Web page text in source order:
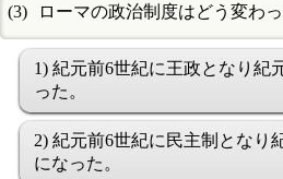
ローマの政治制度はどう変わっ
1) 紀元前6世紀に王政となり紀
った。
2) 紀元前6世紀に民主制となり
になった。